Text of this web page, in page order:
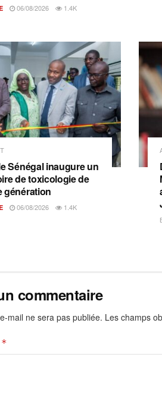
06/08/2026 1.4K
Sénégal inaugure un
de toxicologie de
génération
06/08/2026 1.4K
commentaire
mail ne sera pas publiée. Les champs
*